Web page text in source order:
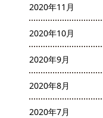
2020年11月
2020年10月
2020年9月
2020年8月
2020年7月